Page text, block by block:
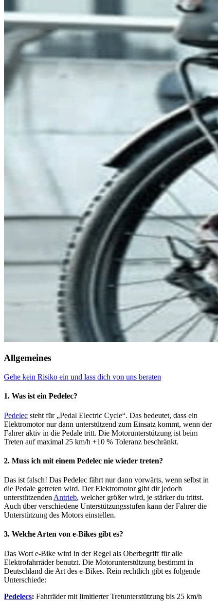
Allgemeines
Gehe kein Risiko ein und lass dich von uns beraten
1. Was ist ein Pedelec?
Pedelec steht für „Pedal Electric Cycle“. Das bedeutet, dass ein
Elektromotor nur dann unterstützend zum Einsatz kommt, wenn der
Fahrer aktiv in die Pedale tritt. Die Motorunterstützung ist beim
Treten auf maximal 25 km/h +10 % Toleranz beschränkt.
2. Muss ich mit einem Pedelec nie wieder treten?
Das ist falsch! Das Pedelec fährt nur dann vorwärts, wenn selbst in
die Pedale getreten wird. Der Elektromotor gibt dir jedoch
unterstützenden Antrieb, welcher größer wird, je stärker du trittst.
Auch über verschiedene Unterstützungsstufen kann der Fahrer die
Unterstützung des Motors einstellen.
3. Welche Arten von e-Bikes gibt es?
Das Wort e-Bike wird in der Regel als Oberbegriff für alle
Elektrofahrräder benutzt. Die Motorunterstützung bestimmt in
Deutschland die Art des e-Bikes. Rein rechtlich gibt es folgende
Unterschiede:
Pedelecs: Fahrräder mit limitierter Tretunterstützung bis 25 km/h